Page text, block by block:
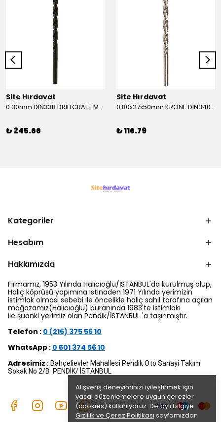
Alışveriş deneyiminizi iyileştirmek için
yasal düzenlemelere uygun çerezler
(cookies) kullanıyoruz. Detaylı bilgiye
Gizlilik ve Çerez Politikası sayfamızdan
Site Hırdavat
0.30mm DIN338 DRILLCRAFT MATKAP UCU HSS 10 Adet
₺ 245.66
Site Hırdavat
0.80x27x50mm KRONE DIN340 UZUN MATKAP UCU HSS 10 Adet
₺ 116.79
Kategoriler
Hesabım
Hakkımızda
Firmamız, 1953 Yılında Halıcıoğlu/İSTANBUL'da kurulmuş olup,
Haliç köprüsü yapımına istinaden 1971 Yılında yerimizin
istimlak olması sebebi ile öncelikle haliç sahil tarafına açılan
mağazamız(Halıcıoğlu) buranında 1983'te istimlakı
ile şuanki yerimiz olan Pendik/İSTANBUL 'a taşınmıştır.
Telefon : 0 (216) 375 56 10
WhatsApp : 0 501 374 56 10
Adresimiz : Bahçelievler Mahallesi Pendik Oto Sanayi Takım
Sokak No 2/B PENDİK/ İSTANBUL